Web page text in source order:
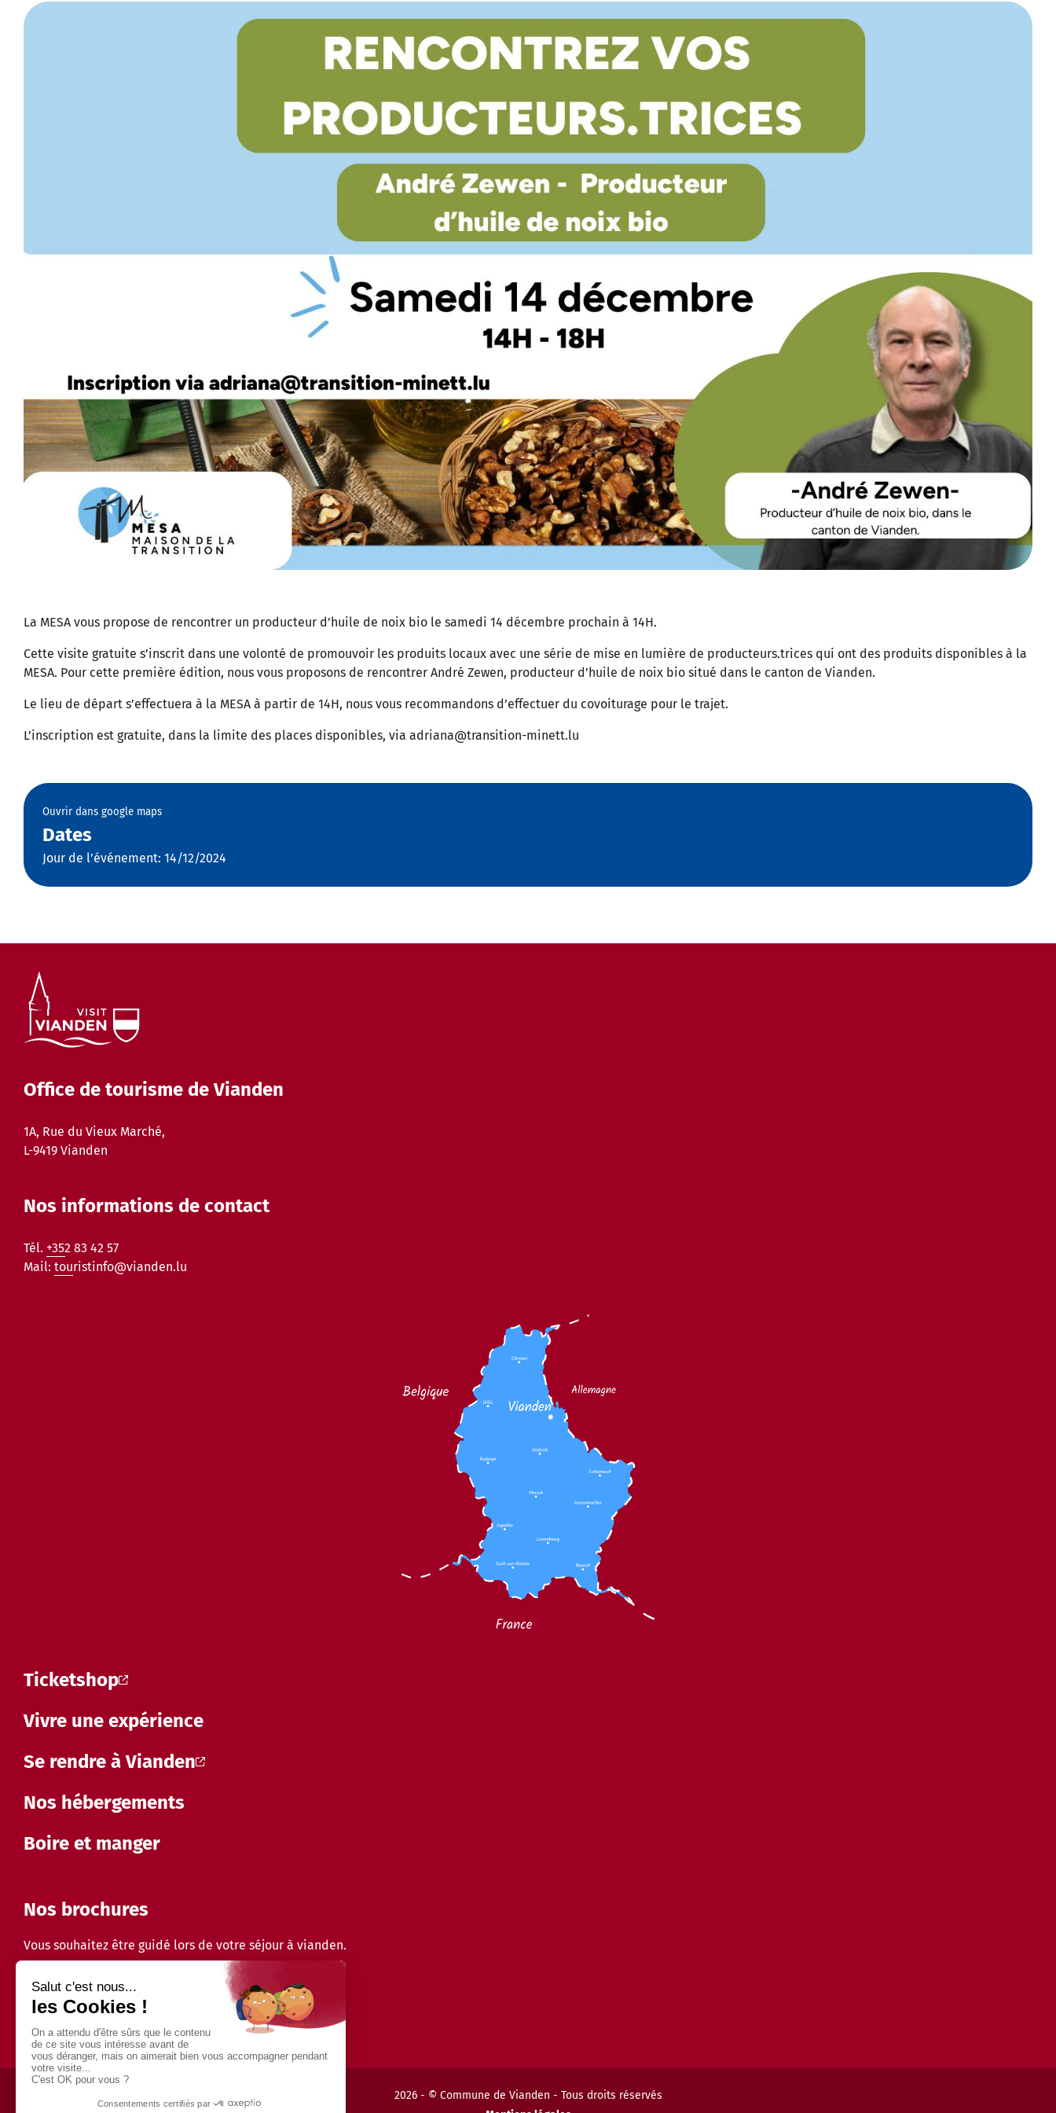
La MESA vous propose de rencontrer un producteur d’huile de noix bio le samedi 14 décembre prochain à 14H.
Cette visite gratuite s’inscrit dans une volonté de promouvoir les produits locaux avec une série de mise en lumière de producteurs.trices qui ont des produits disponibles à la
MESA. Pour cette première édition, nous vous proposons de rencontrer André Zewen, producteur d’huile de noix bio situé dans le canton de Vianden.
Le lieu de départ s’effectuera à la MESA à partir de 14H, nous vous recommandons d’effectuer du covoiturage pour le trajet.
L’inscription est gratuite, dans la limite des places disponibles, via adriana@transition-minett.lu
Ouvrir dans google maps
Dates
Jour de l’événement: 14/12/2024
Office de tourisme de Vianden
1A, Rue du Vieux Marché,
L-9419 Vianden
Nos informations de contact
Tél. +352 83 42 57
Mail: touristinfo@vianden.lu
Ticketshop
Vivre une expérience
Se rendre à Vianden
Nos hébergements
Boire et manger
Nos brochures
Vous souhaitez être guidé lors de votre séjour à vianden.
2026 - © Commune de Vianden - Tous droits réservés